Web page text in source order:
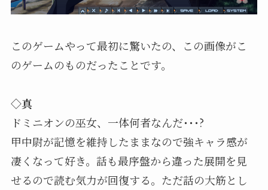
このゲームやって最初に驚いたの、この画像がこ
のゲームのものだったことです。
◇真
ドミニオンの巫女、一体何者なんだ･･･?
甲中尉が記憶を維持したままなので強キャラ感が
凄くなって好き。話も最序盤から違った展開を見
せるので読む気力が回復する。ただ話の大筋とし